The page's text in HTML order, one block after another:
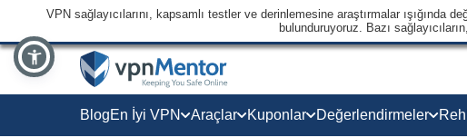
VPN sağlayıcılarını, kapsamlı testler ve derinlemesine araştırmalar ışığında
bulunduruyoruz. Bazı
BlogEn İyi VPN Araçlar Kuponlar Değerlendirmeler